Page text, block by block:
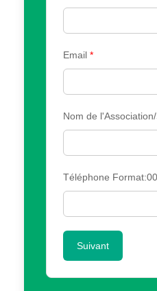
Email *
Nom de
Téléphone
Suivant